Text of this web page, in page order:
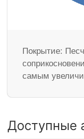
Покрытие:
самым
Доступные